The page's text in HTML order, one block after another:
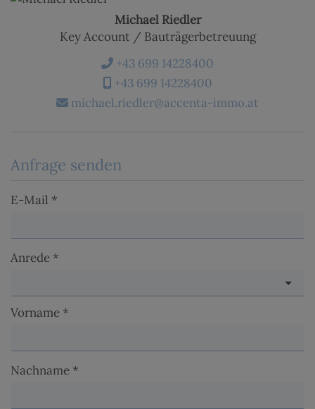
Michael Riedler
Key Account / Bauträgerbetreuung
+43 699 14228400
+43 699 14228400
michael.riedler@accenta-immo.at
Anfrage senden
E-Mail
Anrede
Vorname
Nachname